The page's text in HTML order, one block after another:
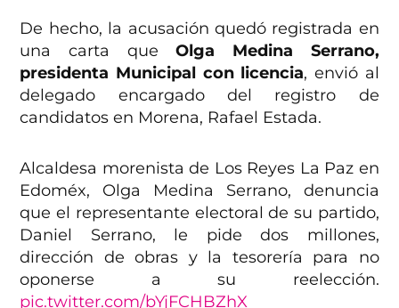
De hecho, la acusación quedó registrada en
una carta queOlga Medina Serrano,
presidenta Municipal con licencia, envió al
delegado encargado del registro de
candidatos en Morena, Rafael Estada.
Alcaldesa morenista de Los Reyes La Paz en
Edoméx, Olga Medina Serrano, denuncia
que el representante electoral de su partido,
Daniel Serrano, le pide dos millones,
dirección de obras y la tesorería para no
oponerse a su reelección.
pic.twitter.com/bYjFCHBZhX